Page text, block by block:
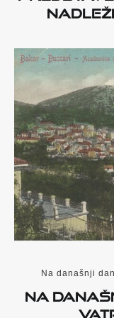
Na današnji dan
Na